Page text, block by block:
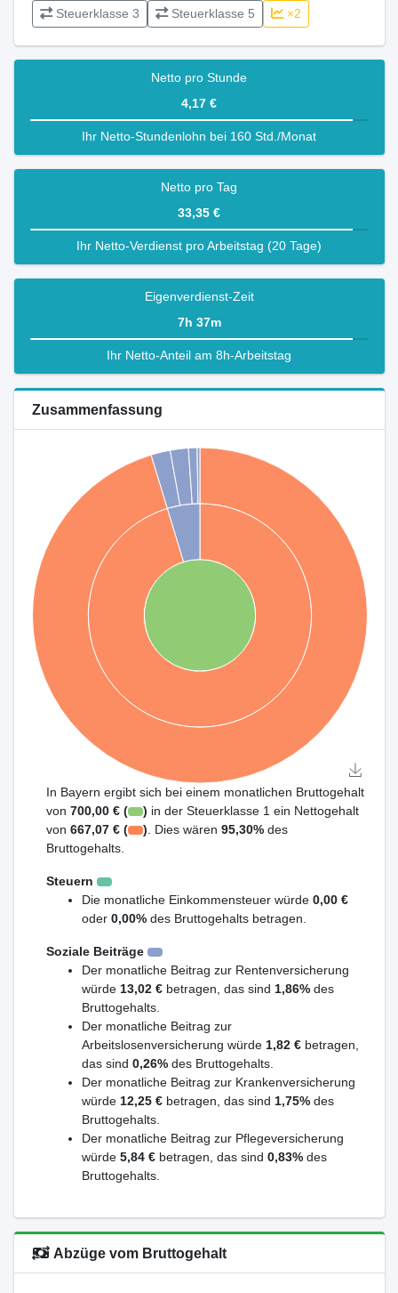
Steuerklasse 3 Steuerklasse 5 ×2
Netto pro Stunde
4,17 €
Ihr Netto-Stundenlohn bei 160 Std./Monat
Netto pro Tag
33,35 €
Ihr Netto-Verdienst pro Arbeitstag (20 Tage)
Eigenverdienst-Zeit
7h 37m
Ihr Netto-Anteil am 8h-Arbeitstag
Zusammenfassung
In Bayern ergibt sich bei einem monatlichen Bruttogehalt
von 700,00 € ( ) in der Steuerklasse 1 ein Nettogehalt
von 667,07 € ( ) . Dies wären95,30% des
Bruttogehalts.
Steuern
Die monatliche Einkommensteuer würde 0,00 €
oder 0,00% des Bruttogehalts betragen.
Soziale Beiträge
Der monatliche Beitrag zur Rentenversicherung
würde 13,02 € betragen, das sind 1,86% des
Bruttogehalts.
Der monatliche Beitrag zur
Arbeitslosenversicherung würde 1,82 € betragen,
das sind 0,26% des Bruttogehalts.
Der monatliche Beitrag zur Krankenversicherung
würde 12,25 € betragen, das sind 1,75% des
Bruttogehalts.
Der monatliche Beitrag zur Pflegeversicherung
würde 5,84 € betragen, das sind 0,83% des
Bruttogehalts.
Abzüge vom Bruttogehalt